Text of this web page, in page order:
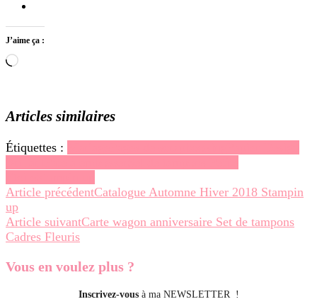
J’aime ça :
Chargement…
Articles similaires
Étiquettes :
Navigation
d’article
Article précédentCatalogue Automne Hiver 2018 Stampin
up
Article suivantCarte wagon anniversaire Set de tampons
Cadres Fleuris
Vous en voulez plus ?
Inscrivez-vousà ma NEWSLETTER !